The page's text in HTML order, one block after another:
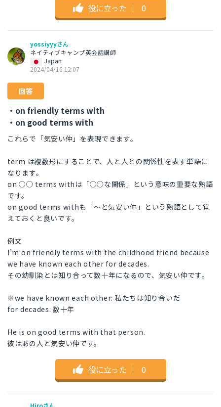
役に立った ｜ 0
yossiyyyさん
ネイティブキャンプ英会話講師
Japan
2024/04/16 12:07
回答
・on friendly terms with
・on good terms with
これらで「気安い仲」を表現できます。
term は複数形にすることで、人と人との関係性を表す単語に
なります。
on ○○ terms withは「○○な関係」という意味の重要な熟語
です。
on good terms withも「～と気安い仲」という熟語として覚
えておくと良いです。
例文
I’m on friendly terms with the childhood friend because
we have known each other for decades.
その幼馴染とは知り合って数十年になるので、気安い仲です。
※we have known each other: 私たちは知り合いだ
for decades: 数十年
He is on good terms with that person.
彼はあの人と気安い仲です。
役に立った ｜ 0